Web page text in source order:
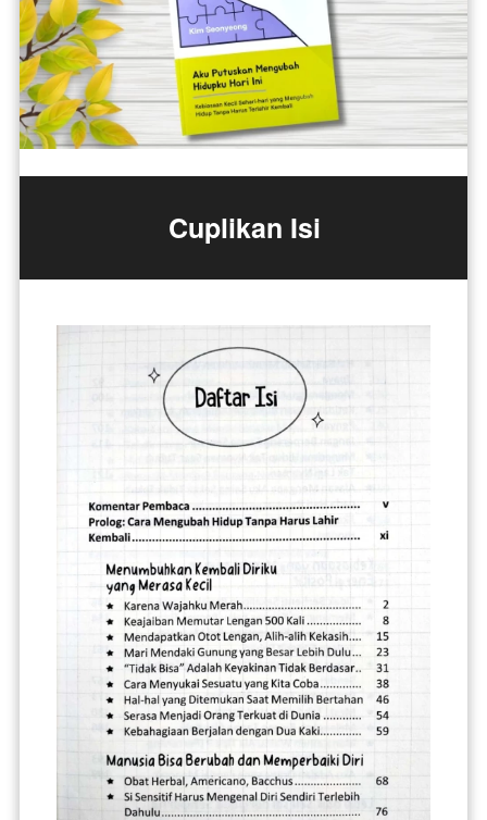
Cuplikan Isi